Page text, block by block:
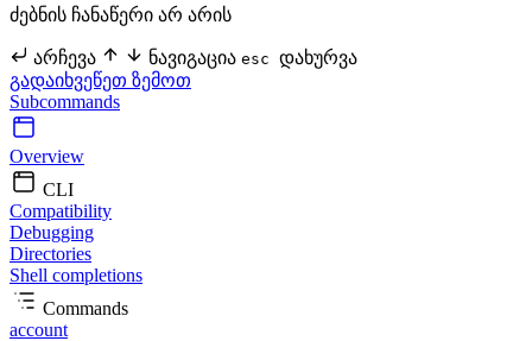
ძებნის ჩანაწერი არ არის
არჩევა ნავიგაცია esc დახურვა
გადაიხვეწეთ ზემოთ
Subcommands
Overview
CLI
Compatibility
Debugging
Directories
Shell completions
Commands
account